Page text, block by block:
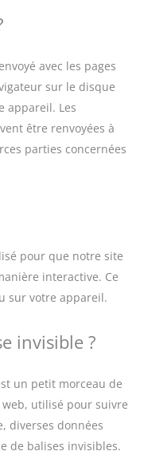
avec les pages
sur le disque
appareil. Les
être renvoyées à
parties concernées
pour que notre site
interactive. Ce
sur votre appareil.
invisible ?
un petit morceau de
utilisé pour suivre
diverses données
de balises invisibles.